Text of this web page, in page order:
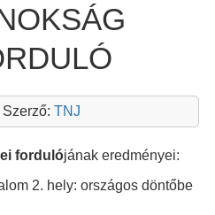
| Szerző: TNJ
fordulójának eredményei:
2. hely: országos döntőbe